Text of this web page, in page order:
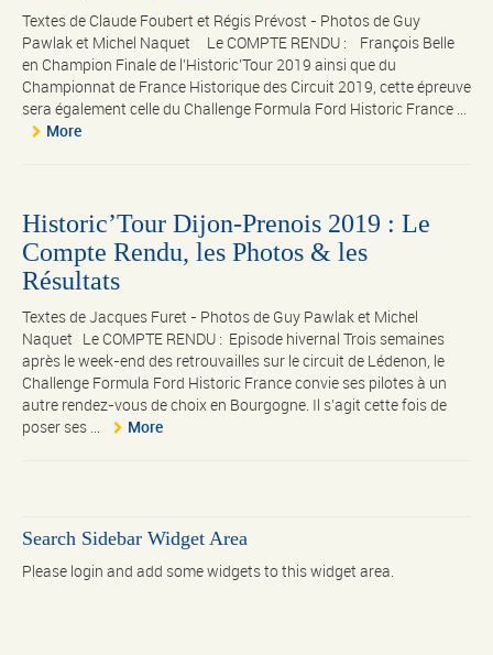
Textes de Claude Foubert et Régis Prévost - Photos de Guy
Pawlak et Michel Naquet Le COMPTE RENDU : François Belle
en Champion Finale de l’Historic’Tour 2019 ainsi que du
Championnat de France Historique des Circuit 2019, cette épreuve
sera également celle du Challenge Formula Ford Historic France ...
More
Historic’Tour Dijon-Prenois 2019 : Le
Compte Rendu, les Photos & les
Résultats
Textes de Jacques Furet - Photos de Guy Pawlak et Michel
Naquet Le COMPTE RENDU : Episode hivernal Trois semaines
après le week-end des retrouvailles sur le circuit de Lédenon, le
Challenge Formula Ford Historic France convie ses pilotes à un
autre rendez-vous de choix en Bourgogne. Il s’agit cette fois de
poser ses ...
More
Search Sidebar Widget Area
Please login and add some widgets to this widget area.